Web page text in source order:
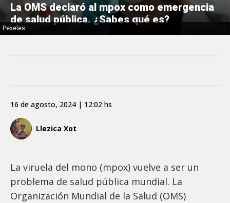
Pexeles
La OMS declaró al mpox como emergencia
de salud pública. ¿Sabes qué es?
Llezica Xot
16 de agosto, 2024 | 12:02 hs
La viruela del mono (mpox) vuelve a ser un
problema de salud pública mundial. La
Organización Mundial de la Salud (OMS)